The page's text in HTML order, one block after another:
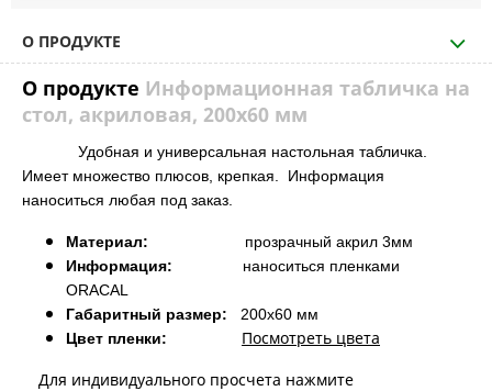
О ПРОДУКТЕ
О продукте Информационная табличка на
стол, акриловая, 200х60 мм
Удобная и универсальная настольная табличка.
Имеет множество плюсов, крепкая. Информация
наноситься любая под заказ.
Материал: прозрачный акрил 3мм
Информация: наноситься пленками
ORACAL
Габаритный размер: 200х60 мм
Цвет пленки:
Посмотреть цвета
Для индивидуального просчета нажмите